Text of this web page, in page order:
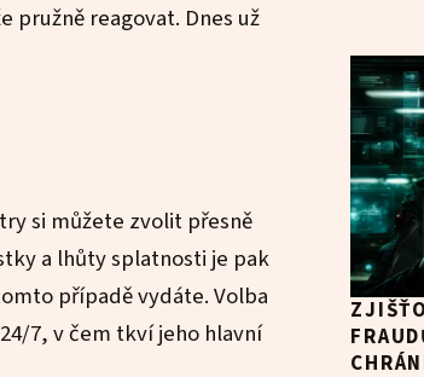
pružně reagovat. Dnes už
si můžete zvolit přesně
a lhůty splatnosti je pak
případě vydáte. Volba
7, v čem tkví jeho hlavní